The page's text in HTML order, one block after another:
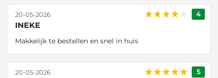
4
INEKE
20-05-2026
Makkelijk te bestellen en snel in huis
5
20-05-2026